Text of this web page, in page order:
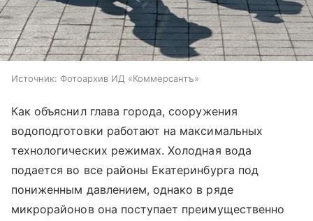
Источник: Фотоархив ИД «Коммерсантъ»
Как объяснил глава города, сооружения
водоподготовки работают на максимальных
технологических режимах. Холодная вода
подается во все районы Екатеринбурга под
пониженным давлением, однако в ряде
микрорайонов она поступает преимущественно